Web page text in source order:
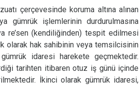
çerçevesinde koruma altına alınan
gümrük işlemlerinin durdurulmasına
re’sen (kendiliğinden) tespit edilmesi
olarak hak sahibinin veya temsilcisinin
idaresi harekete geçmektedir.
tarihten itibaren otuz iş günü içinde
İkinci olarak gümrük idaresi,